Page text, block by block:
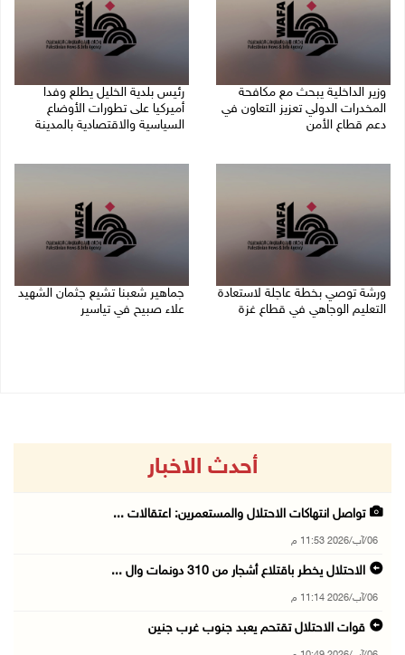
وزير الداخلية يبحث مع مكافحة
المخدرات الدولي تعزيز التعاون في
دعم قطاع الأمن
رئيس بلدية الخليل يطلع وفدا
أميركيا على تطورات الأوضاع
السياسية والاقتصادية بالمدينة
ورشة توصي بخطة عاجلة لاستعادة
التعليم الوجاهي في قطاع غزة
جماهير شعبنا تشيع جثمان الشهيد
علاء صبيح في تياسير
أحدث الاخبار
تواصل انتهاكات الاحتلال والمستعمرين: اعتقالات ...
06/آب/2026 11:53 م
الاحتلال يخطر باقتلاع أشجار من 310 دونمات وال ...
06/آب/2026 11:14 م
قوات الاحتلال تقتحم يعبد جنوب غرب جنين